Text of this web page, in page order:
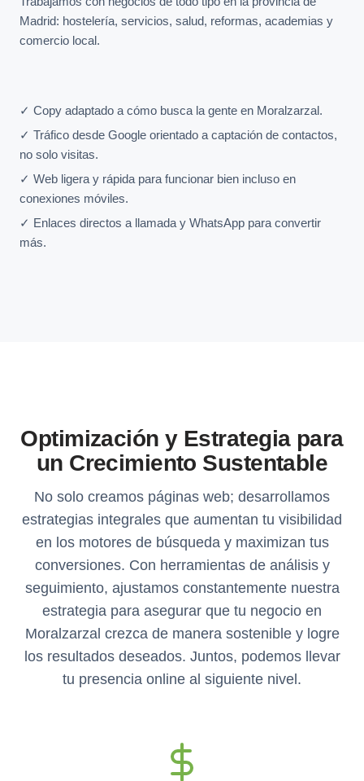
Madrid: hostelería, servicios, salud, reformas, academias y
comercio local.
✓ Copy adaptado a cómo busca la gente en Moralzarzal.
✓ Tráfico desde Google orientado a captación de contactos,
no solo visitas.
✓ Web ligera y rápida para funcionar bien incluso en
conexiones móviles.
✓ Enlaces directos a llamada y WhatsApp para convertir
más.
Optimización y Estrategia para
un Crecimiento Sustentable
No solo creamos páginas web; desarrollamos
estrategias integrales que aumentan tu visibilidad
en los motores de búsqueda y maximizan tus
conversiones. Con herramientas de análisis y
seguimiento, ajustamos constantemente nuestra
estrategia para asegurar que tu negocio en
Moralzarzal crezca de manera sostenible y logre
los resultados deseados. Juntos, podemos llevar
tu presencia online al siguiente nivel.